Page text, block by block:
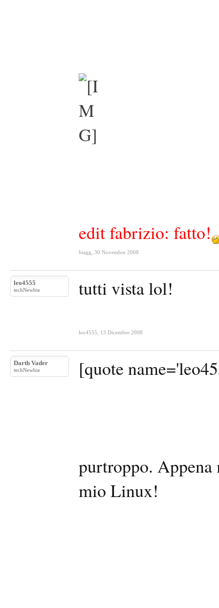
edit fabrizio: fatto!
biagg 30 Novembre 2008
leo4555
techNewbie tutti vista lol!
leo4555 13 Dicembre 2008
Darth Vader
techNewbie [quote
purtroppo.
mio Linux!